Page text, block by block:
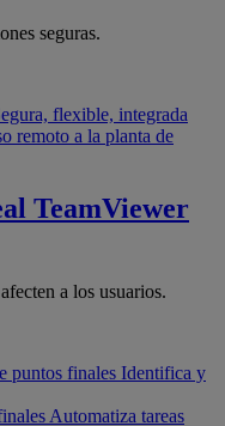
seguras.
flexible, integrada
remoto a la planta de
TeamViewer
a los usuarios.
puntos finales Identifica y
Automatiza tareas